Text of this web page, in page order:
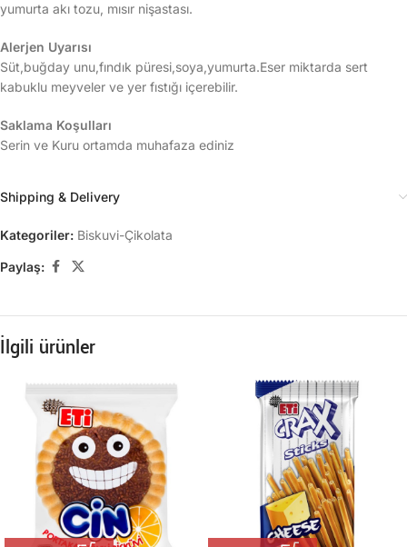
yumurta akı tozu, mısır nişastası.
Alerjen Uyarısı
Süt,buğday unu,fındık püresi,soya,yumurta.Eser miktarda sert
kabuklu meyveler ve yer fıstığı içerebilir.
Saklama Koşulları
Serin ve Kuru ortamda muhafaza ediniz
Shipping & Delivery
Kategoriler: Biskuvi-Çikolata
Paylaş:
İlgili ürünler